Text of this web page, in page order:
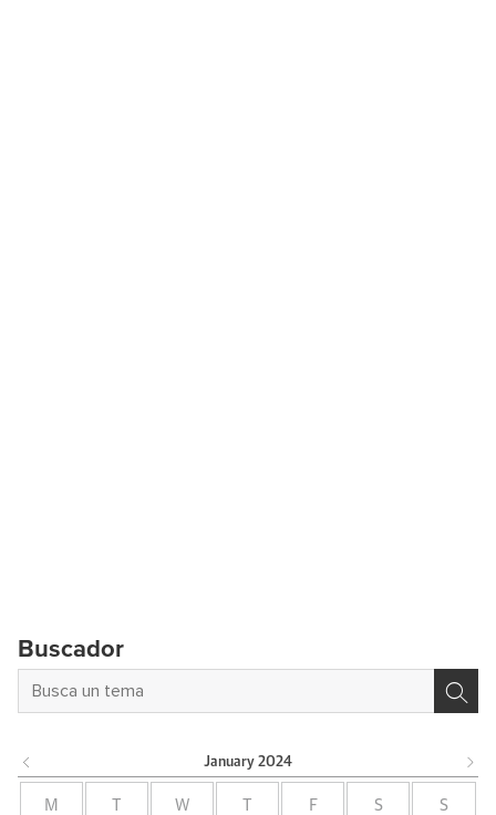
Buscador
January 2024
M W F S S